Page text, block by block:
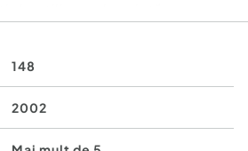
zonă de dining, cămară
băi proprii + un apartament cu
pentru divertisment
148
2002